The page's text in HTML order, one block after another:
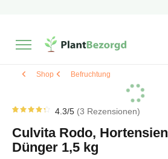
Wähle selbst
Shop Befruchtung
von 5
von
Kundenstimmen
aus
4.3/5 3 Rezensionen
Culvita Rodo,
Dünger 1,5 kg